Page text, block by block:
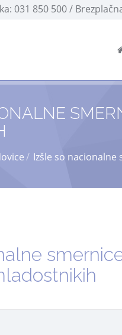
031 850 500 /
Izšle so